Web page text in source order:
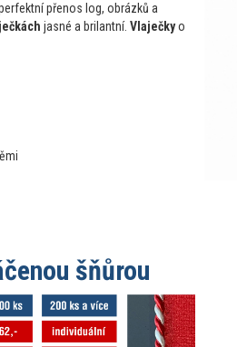
přenos log, obrázků a
jasné a brilantní. Vlaječkyo
šňůrou